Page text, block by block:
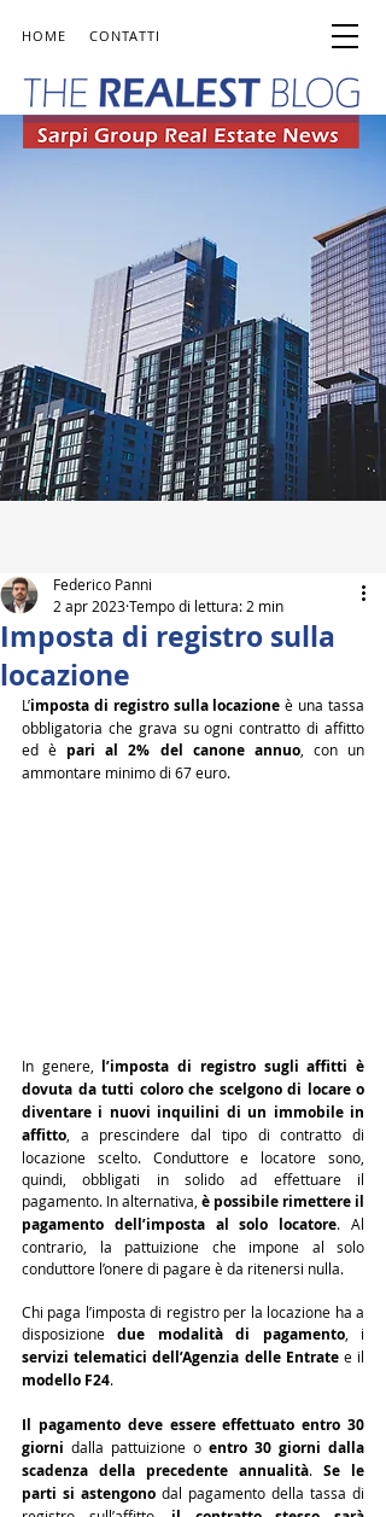
HOME CONTATTI
Imposta di registro sulla
locazione
Federico Panni
2 apr 2023Tempo di lettura: 2 min
L’imposta di registro sulla locazione è una tassa
obbligatoria che grava su ogni contratto di affitto
ed è pari al 2% del canone annuo, con un
ammontare minimo di 67 euro.
In genere, l’imposta di registro sugli affitti è
dovuta da tutti coloro che scelgono di locare o
diventare i nuovi inquilini di un immobile in
affitto, a prescindere dal tipo di contratto di
locazione scelto. Conduttore e locatore sono,
quindi, obbligati in solido ad effettuare il
pagamento. In alternativa, è possibile rimettere il
pagamento dell’imposta al solo locatore. Al
contrario, la pattuizione che impone al solo
conduttore l’onere di pagare è da ritenersi nulla.
Chi paga l’imposta di registro per la locazione ha a
disposizione due modalità di pagamento
servizi telematici dell’Agenzia delle Entrate
modello F24.
Il pagamento deve essere effettuato entro 30
giorni dalla pattuizione o entro 30 giorni dalla
scadenza della precedente annualità. Se le
parti si astengono dal pagamento della tassa di